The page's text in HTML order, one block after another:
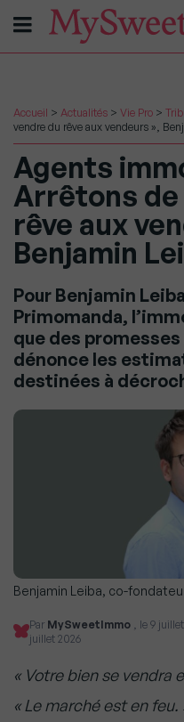
Accueil > Actualités > Vie Pro >
vendre du rêve aux vendeurs »,
Agents
Arrêtons de
rêve aux
Benjamin
Pour Benjamin
Primomanda,
que des
dénonce les
destinées à
Benjamin Leiba, co-
Par MySweetImmo , le 9
juillet 2026
« Votre bien se vendra
« Le marché est en feu.